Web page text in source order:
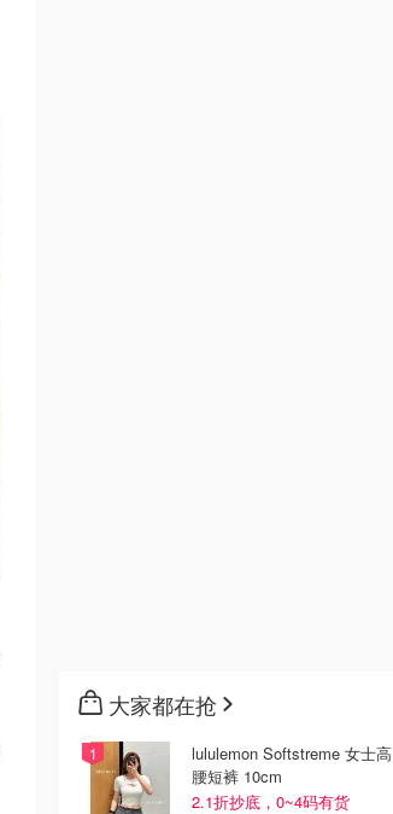
大家都在抢
lululemon Softstreme 女士高
腰短裤 10cm
2.1折抄底，0~4码有货